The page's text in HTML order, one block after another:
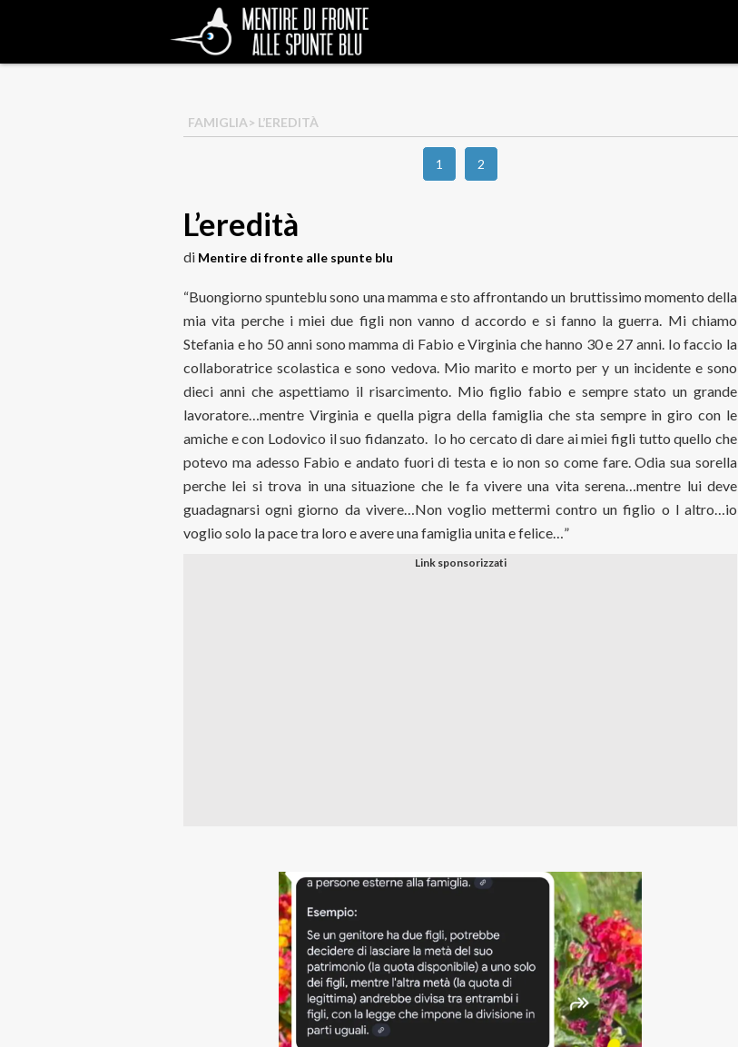
FAMIGLIA> L’EREDITÀ
1 2
L’eredità
di Mentire di fronte alle spunte blu
“Buongiorno spunteblu sono una mamma e sto affrontando un bruttissimo momento della
mia vita perche i miei due figli non vanno d accordo e si fanno la guerra. Mi chiamo
Stefania e ho 50 anni sono mamma di Fabio e Virginia che hanno 30 e 27 anni. Io faccio la
collaboratrice scolastica e sono vedova. Mio marito e morto per y un incidente e sono
dieci anni che aspettiamo il risarcimento. Mio figlio fabio e sempre stato un grande
lavoratore…mentre Virginia e quella pigra della famiglia che sta sempre in giro con le
amiche e con Lodovico il suo fidanzato. Io ho cercato di dare ai miei figli tutto quello che
potevo ma adesso Fabio e andato fuori di testa e io non so come fare. Odia sua sorella
perche lei si trova in una situazione che le fa vivere una vita serena…mentre lui deve
guadagnarsi ogni giorno da vivere…Non voglio mettermi contro un figlio o l altro…io
voglio solo la pace tra loro e avere una famiglia unita e felice…”